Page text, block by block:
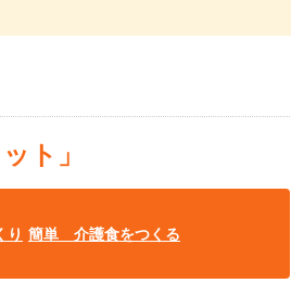
ト」
り 簡単 介護食をつくる